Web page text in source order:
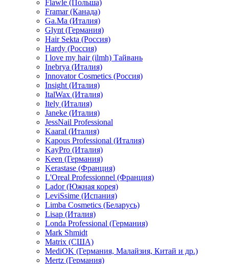
Flawle (Польша)
Framar (Канада)
Ga.Ma (Италия)
Glynt (Германия)
Hair Sekta (Россия)
Hardy (Россия)
I love my hair (ilmh) Тайвань
Inebrya (Италия)
Innovator Cosmetics (Россия)
Insight (Италия)
ItalWax (Италия)
Itely (Италия)
Janeke (Италия)
JessNail Professional
Kaaral (Италия)
Kapous Professional (Италия)
KayPro (Италия)
Keen (Германия)
Kerastase (Франция)
L'Oreal Professionnel (Франция)
Lador (Южная корея)
LeviSsime (Испания)
Limba Cosmetics (Беларусь)
Lisap (Италия)
Londa Professional (Германия)
Mark Shmidt
Matrix (США)
MediOK (Германия, Малайзия, Китай и др.)
Mertz (Германия)